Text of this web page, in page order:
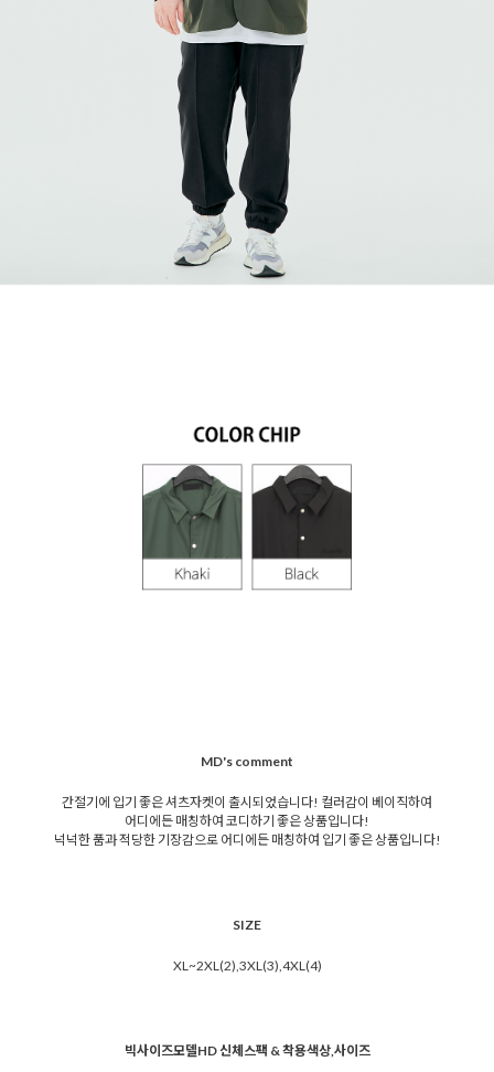
MD's comment
간절기에 입기 좋은 셔츠자켓이 출시되었습니다! 컬러감이 베이직하여
어디에든 매칭하여 코디하기 좋은 상품입니다!
넉넉한 품과 적당한 기장감으로 어디에든 매칭하여 입기 좋은 상품입니다!
SIZE
XL~2XL(2),3XL(3),4XL(4)
빅사이즈모델HD 신체스팩 & 착용색상,사이즈